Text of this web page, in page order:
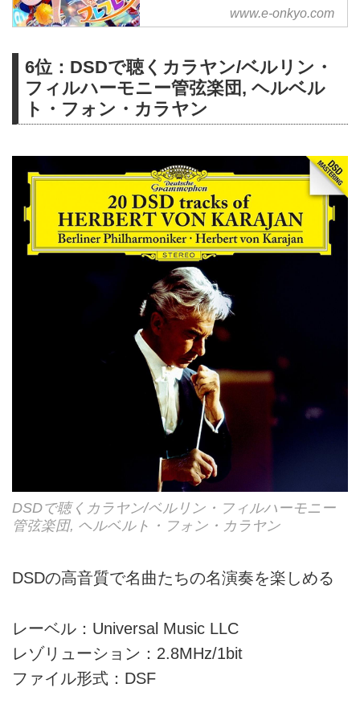
様々なジャンルをハイレゾで配信
中。WAV・flac・DSDなど各種フ
聴くならe-onkyo music！
www.e-onkyo.com
6位：DSDで聴くカラヤン/ベルリン・
フィルハーモニー管弦楽団, ヘルベル
ト・フォン・カラヤン
DSDで聴くカラヤン/ベルリン・フィルハーモニー
管弦楽団, ヘルベルト・フォン・カラヤン
DSDの高音質で名曲たちの名演奏を楽しめる
レーベル：Universal Music LLC
レゾリューション：2.8MHz/1bit
ファイル形式：DSF